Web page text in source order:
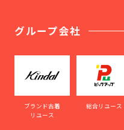
グループ会社
ブランド古着
リユース
総合リユース